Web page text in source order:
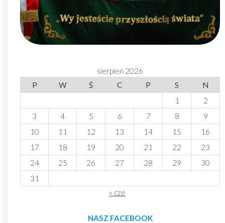
sierpień 2026
P
W Ś C P S
N
1
2
3
4 5 6 7 8
9
10
11 12 13 14 15
16
17
18 19 20 21 22
23
24
25 26 27 28 29
30
31
« cze
NASZ FACEBOOK